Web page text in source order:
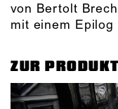
von Bertolt
mit einem Epilog
ZUR